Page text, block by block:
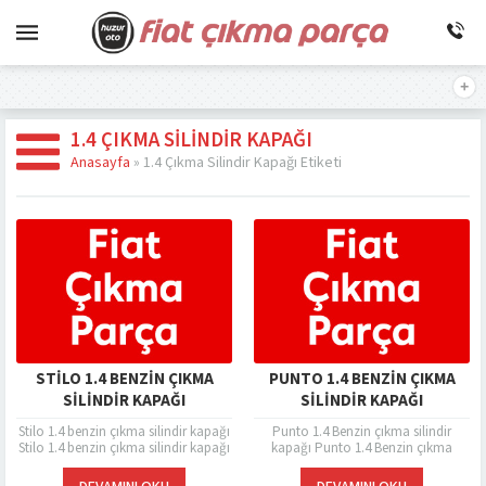
1.4 ÇIKMA SILINDIR KAPAĞI
Anasayfa » 1.4 Çıkma Silindir Kapağı Etiketi
STILO 1.4 BENZIN ÇIKMA
SILINDIR KAPAĞI
Stilo 1.4 benzin çıkma silindir kapağı
Stilo 1.4 benzin çıkma silindir kapağı
aracınız arızalandığında ihtiyaç
duyacağınız bir yedek çıkma
PUNTO 1.4 BENZIN ÇIKMA
SILINDIR KAPAĞI
Punto 1.4 Benzin çıkma silindir
kapağı Punto 1.4 Benzin çıkma
silindir kapağı, motor bloğunun
üstünde bulunan motor parçasıdır.